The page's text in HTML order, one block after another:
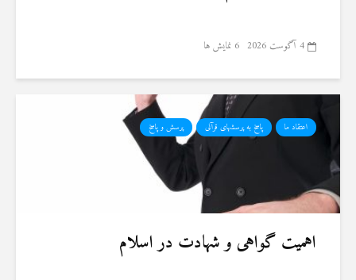
4 آگوست 2026 6 نمایش ها
اعتقاد ما پاسخ به پرسشهای قرآنی پرسش و پاسخ
اهمیت گواهی و شهادت در اسلام